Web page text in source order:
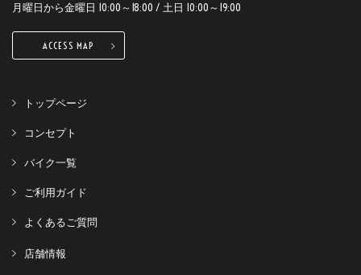
月曜日から金曜日 10:00～18:00 / 土日 10:00～19:00
ACCESS MAP
トップページ
コンセプト
バイク一覧
ご利用ガイド
よくあるご質問
店舗情報